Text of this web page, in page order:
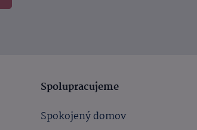
Spolupracujeme
Spokojený domov